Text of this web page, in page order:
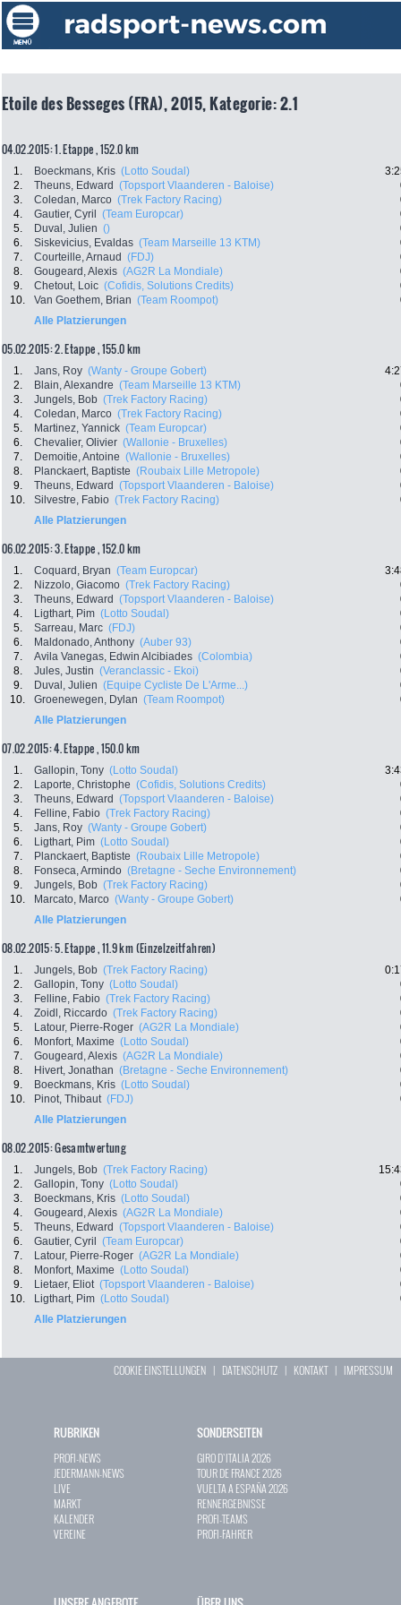
Etoile des Besseges (FRA), 2015, Kategorie: 2.1
04.02.2015: 1. Etappe , 152.0 km
1. Boeckmans, Kris (Lotto Soudal)
2.
Theuns, Edward (Topsport Vlaanderen - Baloise)
3.
Coledan, Marco (Trek Factory Racing)
4.
Gautier, Cyril (Team Europcar)
5.
Duval, Julien ()
6.
Siskevicius, Evaldas (Team Marseille 13 KTM)
7.
Courteille, Arnaud (FDJ)
8.
Gougeard, Alexis (AG2R La Mondiale)
9.
Chetout, Loic (Cofidis, Solutions Credits)
10.
Van Goethem, Brian (Team Roompot)
Alle Platzierungen
05.02.2015: 2. Etappe , 155.0 km
1. Jans, Roy (Wanty - Groupe Gobert)
2.
Blain, Alexandre (Team Marseille 13 KTM)
3.
Jungels, Bob (Trek Factory Racing)
4.
Coledan, Marco (Trek Factory Racing)
5.
Martinez, Yannick (Team Europcar)
6.
Chevalier, Olivier (Wallonie - Bruxelles)
7.
Demoitie, Antoine (Wallonie - Bruxelles)
8.
Planckaert, Baptiste (Roubaix Lille Metropole)
9.
Theuns, Edward (Topsport Vlaanderen - Baloise)
10.
Silvestre, Fabio (Trek Factory Racing)
Alle Platzierungen
06.02.2015: 3. Etappe , 152.0 km
1. Coquard, Bryan (Team Europcar)
2.
Nizzolo, Giacomo (Trek Factory Racing)
3.
Theuns, Edward (Topsport Vlaanderen - Baloise)
4.
Ligthart, Pim (Lotto Soudal)
5.
Sarreau, Marc (FDJ)
6.
Maldonado, Anthony (Auber 93)
7.
Avila Vanegas, Edwin Alcibiades (Colombia)
8.
Jules, Justin (Veranclassic - Ekoi)
9.
Duval, Julien (Equipe Cycliste De L'Arme...)
10.
Groenewegen, Dylan (Team Roompot)
Alle Platzierungen
07.02.2015: 4. Etappe , 150.0 km
1. Gallopin, Tony (Lotto Soudal)
2.
Laporte, Christophe (Cofidis, Solutions Credits)
3.
Theuns, Edward (Topsport Vlaanderen - Baloise)
4.
Felline, Fabio (Trek Factory Racing)
5.
Jans, Roy (Wanty - Groupe Gobert)
6.
Ligthart, Pim (Lotto Soudal)
7.
Planckaert, Baptiste (Roubaix Lille Metropole)
8.
Fonseca, Armindo (Bretagne - Seche Environnement)
9.
Jungels, Bob (Trek Factory Racing)
10.
Marcato, Marco (Wanty - Groupe Gobert)
Alle Platzierungen
08.02.2015: 5. Etappe , 11.9 km (Einzelzeitfahren)
1. Jungels, Bob (Trek Factory Racing)
2.
Gallopin, Tony (Lotto Soudal)
3.
Felline, Fabio (Trek Factory Racing)
4.
Zoidl, Riccardo (Trek Factory Racing)
5.
Latour, Pierre-Roger (AG2R La Mondiale)
6.
Monfort, Maxime (Lotto Soudal)
7.
Gougeard, Alexis (AG2R La Mondiale)
8.
Hivert, Jonathan (Bretagne - Seche Environnement)
9.
Boeckmans, Kris (Lotto Soudal)
10.
Pinot, Thibaut (FDJ)
Alle Platzierungen
08.02.2015: Gesamtwertung
1. Jungels, Bob (Trek Factory Racing)
2.
Gallopin, Tony (Lotto Soudal)
3.
Boeckmans, Kris (Lotto Soudal)
4.
Gougeard, Alexis (AG2R La Mondiale)
5.
Theuns, Edward (Topsport Vlaanderen - Baloise)
6.
Gautier, Cyril (Team Europcar)
7.
Latour, Pierre-Roger (AG2R La Mondiale)
8.
Monfort, Maxime (Lotto Soudal)
9.
Lietaer, Eliot (Topsport Vlaanderen - Baloise)
10.
Ligthart, Pim (Lotto Soudal)
Alle Platzierungen
COOKIE EINSTELLUNGEN | DATENSCHUTZ | KONTAKT| IMPRESSUM
RUBRIKEN
PROFI-NEWS
JEDERMANN-NEWS
LIVE
MARKT
KALENDER
VEREINE
SONDERSEITEN
GIRO D`ITALIA 2026
TOUR DE FRANCE 2026
VUELTA A ESPAÑA 2026
RENNERGEBNISSE
PROFI-TEAMS
PROFI-FAHRER